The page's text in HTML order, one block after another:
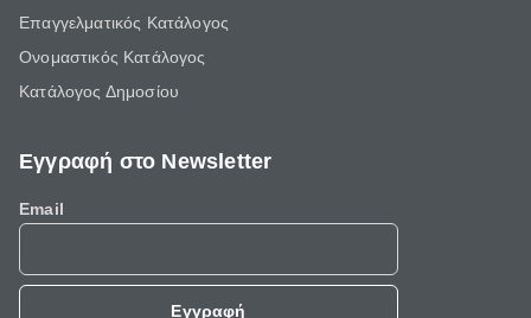
Επαγγελματικός Κατάλογος
Ονομαστικός Κατάλογος
Κατάλογος Δημοσίου
Εγγραφή στο Newsletter
Email
Εγγραφή